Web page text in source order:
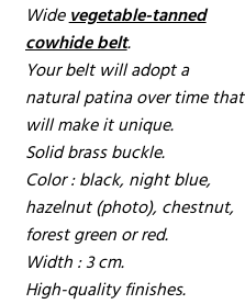
Wide vegetable-tanned
cowhide belt.
Your belt will adopt a
natural patina over time that
will make it unique.
Solid brass buckle.
Color : black, night blue,
hazelnut (photo), chestnut,
forest green or red.
Width : 3 cm.
High-quality finishes.